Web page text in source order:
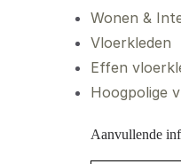
Wonen &
Vloerkleden
Effen
Hoogpolige
Aanvullende